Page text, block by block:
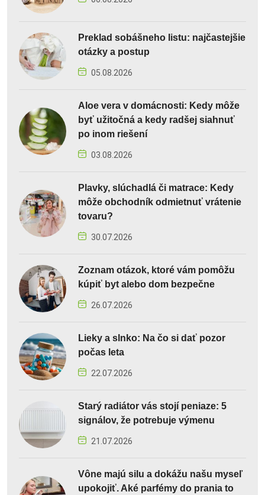
Preklad sobášneho listu: najčastejšie
otázky a postup
05.08.2026
Aloe vera v domácnosti: Kedy môže
byť užitočná a kedy radšej siahnuť
po inom riešení
03.08.2026
Plavky, slúchadlá či matrace: Kedy
môže obchodník odmietnuť vrátenie
tovaru?
30.07.2026
Zoznam otázok, ktoré vám pomôžu
kúpiť byt alebo dom bezpečne
26.07.2026
Lieky a slnko: Na čo si dať pozor
počas leta
22.07.2026
Starý radiátor vás stojí peniaze: 5
signálov, že potrebuje výmenu
21.07.2026
Vône majú silu a dokážu našu myseľ
upokojiť. Aké parfémy do prania to